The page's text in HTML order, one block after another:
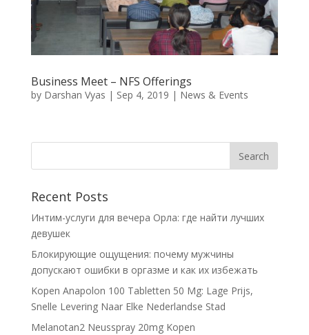
Business Meet – NFS Offerings
by Darshan Vyas | Sep 4, 2019 | News & Events
Recent Posts
Интим-услуги для вечера Орла: где найти лучших
девушек
Блокирующие ощущения: почему мужчины
допускают ошибки в оргазме и как их избежать
Kopen Anapolon 100 Tabletten 50 Mg: Lage Prijs,
Snelle Levering Naar Elke Nederlandse Stad
Melanotan2 Neusspray 20mg Kopen